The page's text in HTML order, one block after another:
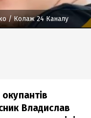
/ Колаж 24 Каналу
Владислав